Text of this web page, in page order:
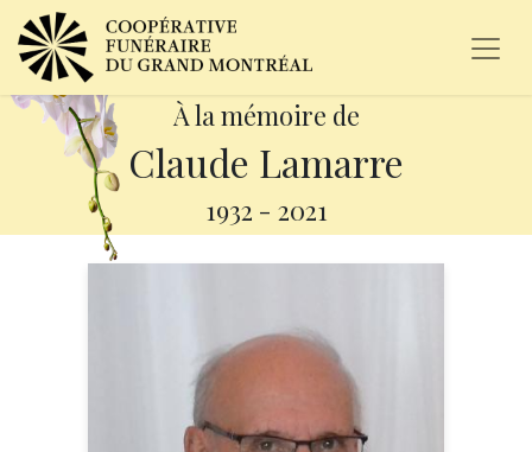
À la mémoire de
Claude Lamarre
1932 - 2021